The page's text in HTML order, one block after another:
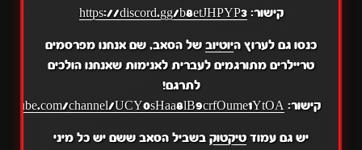
קישור:https://discord.gg/b8etJHPYP3
כנסו גם לערוץ היוטיובשל הסאב, שם אנחנו מפרסמים
טריילרים מתורגמים לעברית לאנימות שאנחנו הולכים
לתרגם!
קישור: channel/UCY0sHaa8lB9crfOume1YtOA
יש גם עמודטיקטוק בשביל הסאב ששם יש כל מיני